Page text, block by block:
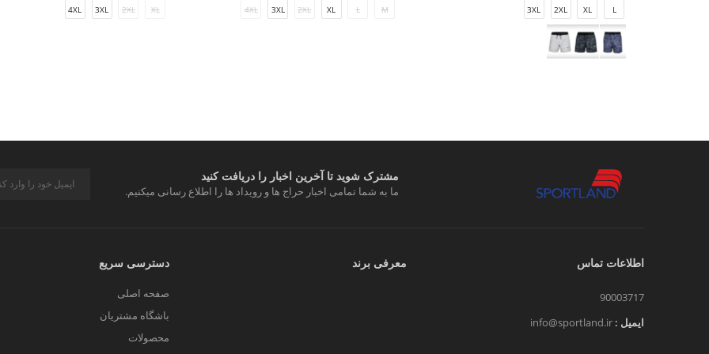
L
XL
2XL
3XL
M
L
XL
2XL
3XL
4XL
XL
2XL
3XL
4XL
مشترک شوید تا آخرین اخبار را دریافت کنید
ما به شما تمامی اخبار حراج ها و رویداد ها را اطلاع رسانی میکنیم.
اطلاعات تماس
90003717
ایمیل : info@sportland.ir
معرفی برند دسترسی سریع
صفحه اصلی
باشگاه مشتریان
محصولات